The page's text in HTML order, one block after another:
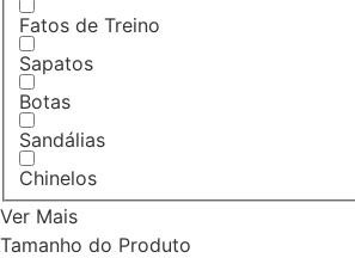
Fatos de Treino
Sapatos
Botas
Sandálias
Chinelos
Ver Mais
Tamanho do Produto